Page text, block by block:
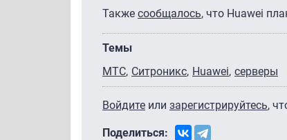
Также сообщалось, что Huawei
Темы
МТС Ситроникс Huawei серверы
Войдите или зарегистрируйтесь,
Поделиться: